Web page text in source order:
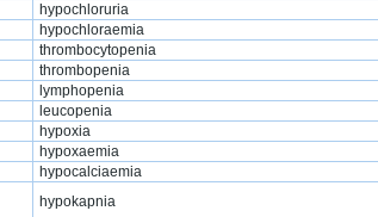
hypochloruria
hypochloraemia
thrombocytopenia
thrombopenia
lymphopenia
leucopenia
hypoxia
hypoxaemia
hypocalciaemia
hypokapnia